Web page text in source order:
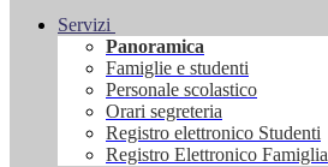
Servizi
Panoramica
Famiglie e studenti
Personale scolastico
Orari segreteria
Registro elettronico Studenti
Registro Elettronico Famiglia